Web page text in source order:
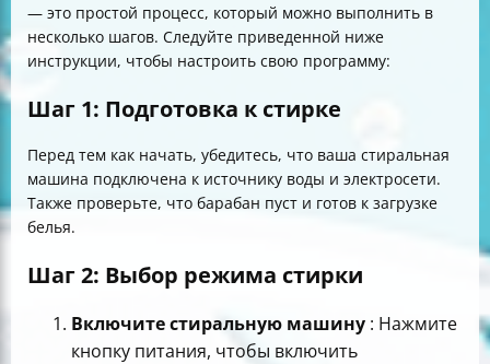
— это простой процесс, который можно выполнить в
несколько шагов. Следуйте приведенной ниже
инструкции, чтобы настроить свою программу:
Шаг 1: Подготовка к стирке
Перед тем как начать, убедитесь, что ваша стиральная
машина подключена к источнику воды и электросети.
Также проверьте, что барабан пуст и готов к загрузке
белья.
Шаг 2: Выбор режима стирки
Включите стиральную машину : Нажмите
кнопку питания, чтобы включить